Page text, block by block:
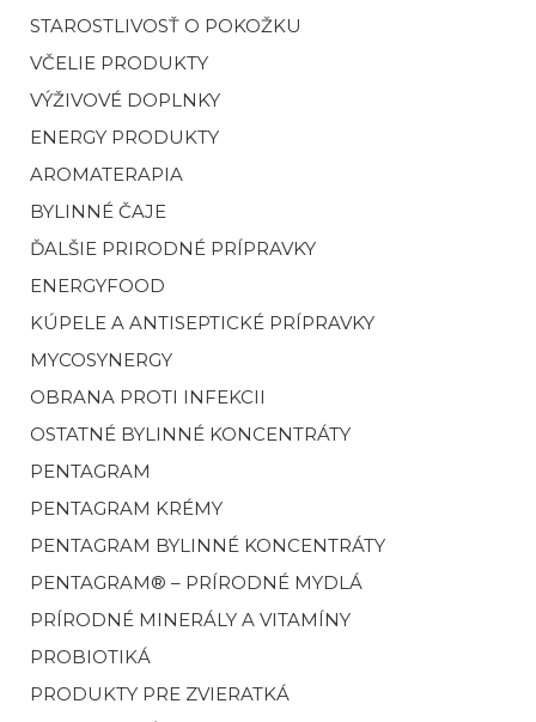
STAROSTLIVOSŤ O POKOŽKU
VČELIE PRODUKTY
VÝŽIVOVÉ DOPLNKY
ENERGY PRODUKTY
AROMATERAPIA
BYLINNÉ ČAJE
ĎALŠIE PRIRODNÉ PRÍPRAVKY
ENERGYFOOD
KÚPELE A ANTISEPTICKÉ PRÍPRAVKY
MYCOSYNERGY
OBRANA PROTI INFEKCII
OSTATNÉ BYLINNÉ KONCENTRÁTY
PENTAGRAM
PENTAGRAM KRÉMY
PENTAGRAM BYLINNÉ KONCENTRÁTY
PENTAGRAM® – PRÍRODNÉ MYDLÁ
PRÍRODNÉ MINERÁLY A VITAMÍNY
PROBIOTIKÁ
PRODUKTY PRE ZVIERATKÁ